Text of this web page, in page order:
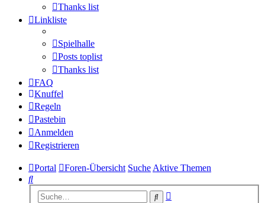
Thanks list
Linkliste
Spielhalle
Posts toplist
Thanks list
FAQ
Knuffel
Regeln
Pastebin
Anmelden
Registrieren
Portal Foren-Übersicht SucheAktive Themen
Suche
Suche